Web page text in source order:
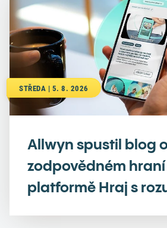
STŘEDA | 5. 8. 2026
Allwyn spustil blog
zodpovědném
platformě Hraj s